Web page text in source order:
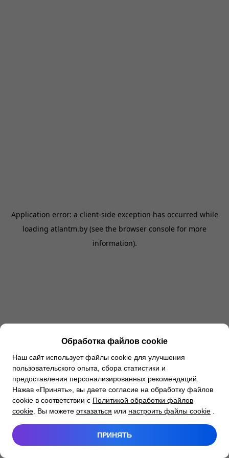
Application error: a client-side exception has occurred while
loading atlantm.by (see the browser console for more
information).
Обработка файлов cookie
Наш сайт использует файлы cookie для улучшения
пользовательского опыта, сбора статистики и
предоставления персонализированных рекомендаций.
Нажав «Принять», вы даете согласие на обработку файлов
cookie в соответствии с Политикой обработки файлов
cookie . Вы можете отказаться или настроить файлы cookie
ПРИНЯТЬ